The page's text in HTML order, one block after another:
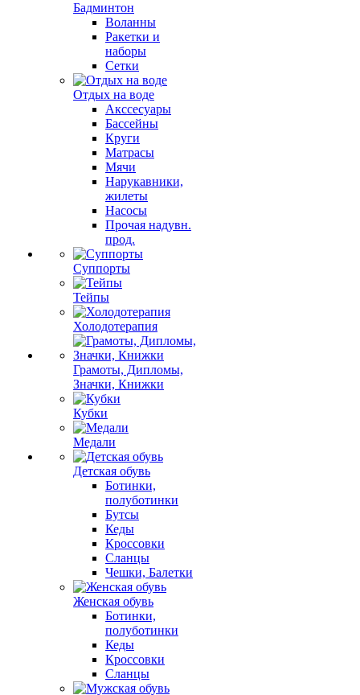
Бадминтон
Воланны
Ракетки и
наборы
Сетки
Отдых на воде
Акссесуары
Бассейны
Круги
Матрасы
Мячи
Нарукавники,
жилеты
Насосы
Прочая надувн.
прод.
Суппорты
Тейпы
Холодотерапия
Грамоты, Дипломы,
Значки, Книжки
Кубки
Медали
Детская обувь
Ботинки,
полуботинки
Бутсы
Кеды
Кроссовки
Сланцы
Чешки, Балетки
Женская обувь
Ботинки,
полуботинки
Кеды
Кроссовки
Сланцы